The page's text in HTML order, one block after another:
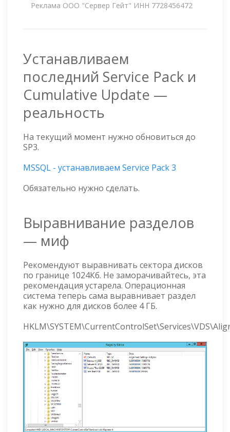
Реклама ООО "Сервер Гейт" ИНН 7728456472
Устанавливаем
последний Service Pack и
Cumulative Update —
реальность
На текущий момент нужно обновиться до
SP3.
MSSQL - устанавливаем Service Pack 3
Обязательно нужно сделать.
Выравнивание разделов
— миф
Рекомендуют выравнивать сектора дисков
по границе 1024Кб. Не заморачивайтесь, эта
рекомендация устарела. Операционная
система теперь сама выравнивает раздел
как нужно для дисков более 4 ГБ.